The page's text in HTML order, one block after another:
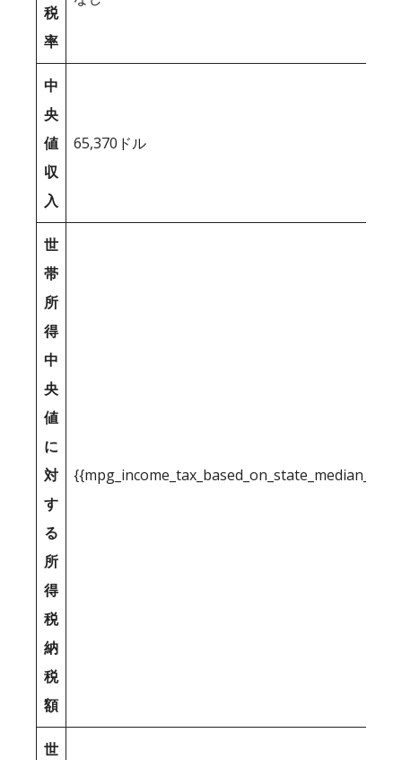
税
率
中
央
値
収
入
65,370ドル
世
帯
所
得
中
央
値
に
対
す
る
所
得
税
納
税
額
世